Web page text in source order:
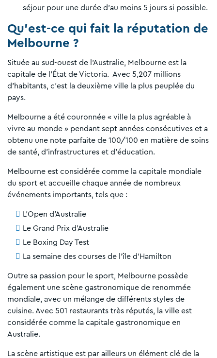
séjour pour une durée d'au moins 5 jours si possible.
Qu'est-ce qui fait la réputation de
Melbourne ?
Située au sud-ouest de l'Australie, Melbourne est la
capitale de l'État de Victoria. Avec 5,207 millions
d'habitants, c'est la deuxième ville la plus peuplée du
pays.
Melbourne a été couronnée « ville la plus agréable à
vivre au monde » pendant sept années consécutives et a
obtenu une note parfaite de 100/100 en matière de soins
de santé, d'infrastructures et d'éducation.
Melbourne est considérée comme la capitale mondiale
du sport et accueille chaque année de nombreux
événements importants, tels que :
L'Open d'Australie
Le Grand Prix d'Australie
Le Boxing Day Test
La semaine des courses de l'île d'Hamilton
Outre sa passion pour le sport, Melbourne possède
également une scène gastronomique de renommée
mondiale, avec un mélange de différents styles de
cuisine. Avec 501 restaurants très réputés, la ville est
considérée comme la capitale gastronomique en
Australie.
La scène artistique est par ailleurs un élément clé de la